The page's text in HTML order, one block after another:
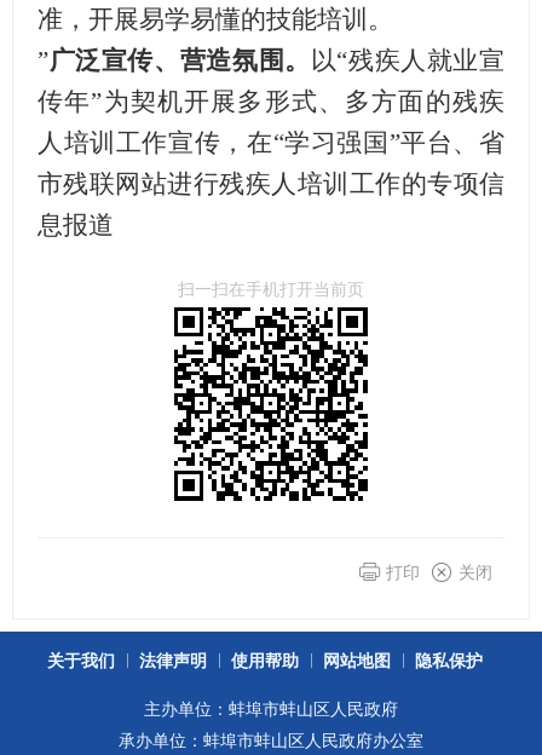
准，开展易学易懂的技能培训。
”广泛宣传、营造氛围。 以“残疾人就业宣
传年”为契机开展多形式、多方面的残疾
人培训工作宣传，在“学习强国”平台、省
市残联网站进行残疾人培训工作的专项信
息报道
扫一扫在手机打开当前页
打印 关闭
关于我们 法律声明 使用帮助 网站地图 隐私保护
主办单位：蚌埠市蚌山区人民政府
承办单位：蚌埠市蚌山区人民政府办公室